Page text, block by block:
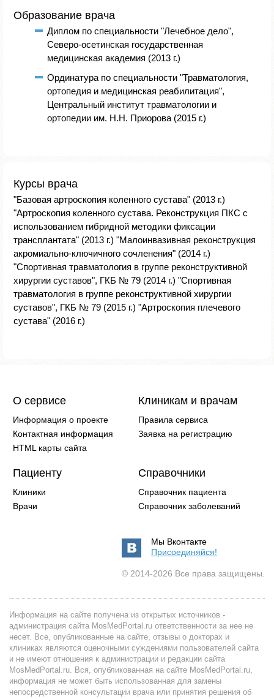
Образование врача
Диплом по специальности "Лечебное дело",
Северо-осетинская государственная
медицинская академия (2013 г.)
Ординатура по специальности "Травматология,
ортопедия и медицинская реабилитация",
Центральный институт травматологии и
ортопедии им. Н.Н. Приорова (2015 г.)
Курсы врача
"Базовая артроскопия коленного сустава" (2013 г.)
"Артроскопия коленного сустава. Реконструкция ПКС с
использованием гибридной методики фиксации
трансплантата" (2013 г.) "Малоинвазивная реконструкция
акромиально-ключичного сочленения" (2014 г.)
"Спортивная травматология в группе реконструктивной
хирургии суставов", ГКБ № 79 (2014 г.) "Спортивная
травматология в группе реконструктивной хирургии
суставов", ГКБ № 79 (2015 г.) "Артроскопия плечевого
сустава" (2016 г.)
О сервисе
Информация о проекте
Контактная информация
HTML карты сайта
Клиникам и врачам
Правила сервиса
Заявка на регистрацию
Пациенту
Клиники
Врачи
Справочники
Справочник пациента
Справочник заболеваний
Мы Вконтакте
Присоединяйся!
© 2014-2026 Все права защищены.
Информация на сайте получена из открытых источников -
администрация сайта MosMedPortal.ru ответственности за нее не
несет. Все, опубликованные на сайте, отзывы о докторах и
клиниках являются оценочными суждениями пользователей сайта
и не имеют отношения к администрации и редакции сайта
MosMedPortal.ru. Вся, опубликованная на сайте MosMedPortal.ru,
информация не может быть использованная для замены
непосредственной консультации врача или принятия решения об